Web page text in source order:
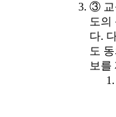
③ 교
도의
다.
도
보를